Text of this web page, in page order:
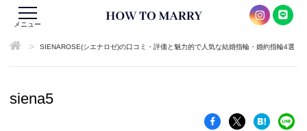
メニュー
> SIENAROSE(シエナロゼ)の口コミ・評価と魅力的で人気な結婚指輪・婚約指輪4選
siena5